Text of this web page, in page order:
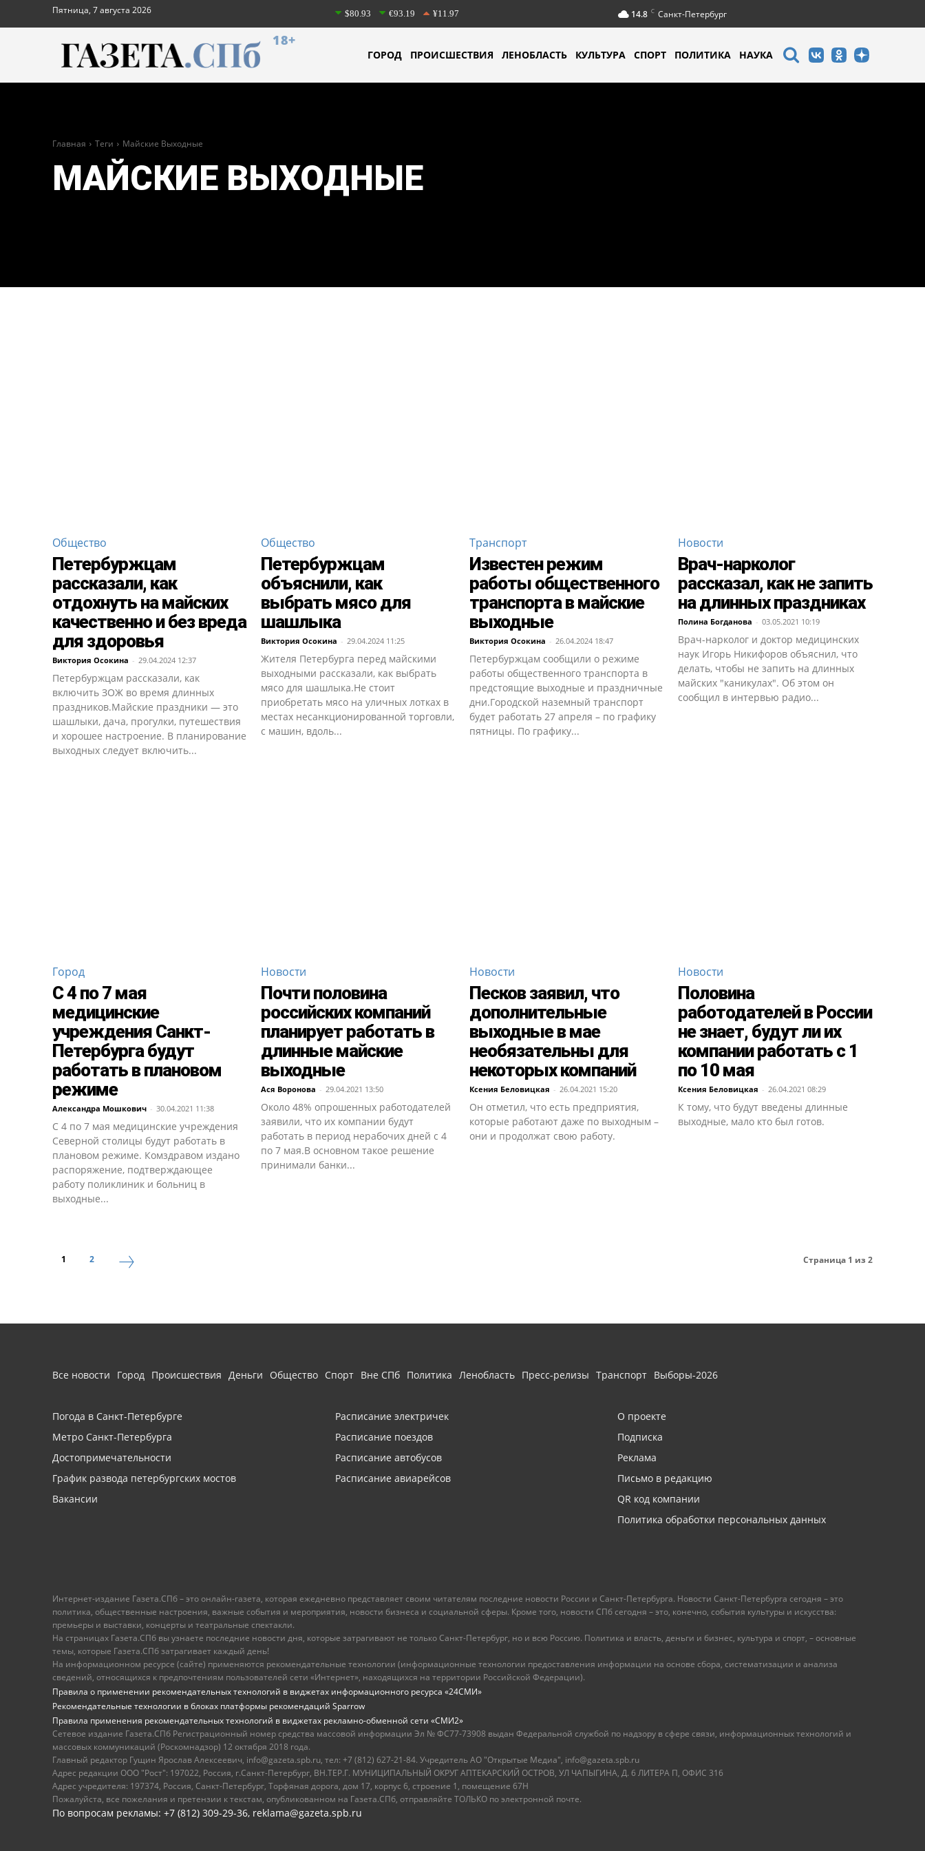
Пятница, 7 августа 2026 $80.93 €93.19 ¥11.97 14.8 C Санкт-Петербург
18+
ГОРОД ПРОИСШЕСТВИЯ ЛЕНОБЛАСТЬ КУЛЬТУРА СПОРТ ПОЛИТИКА НАУКА
Главная Теги Майские Выходные
МАЙСКИЕ ВЫХОДНЫЕ
Общество
Петербуржцам
рассказали, как
отдохнуть на майских
качественно и без вреда
для здоровья
Виктория Осокина - 29.04.2024 12:37
Петербуржцам рассказали, как
включить ЗОЖ во время длинных
праздников.Майские праздники — это
шашлыки, дача, прогулки, путешествия
и хорошее настроение. В планирование
выходных следует включить...
Общество
Петербуржцам
объяснили, как
выбрать мясо для
шашлыка
Виктория Осокина - 29.04.2024 11:25
Жителя Петербурга перед майскими
выходными рассказали, как выбрать
мясо для шашлыка.Не стоит
приобретать мясо на уличных лотках в
местах несанкционированной торговли,
с машин, вдоль...
Транспорт
Известен режим
работы общественного
транспорта в майские
выходные
Виктория Осокина - 26.04.2024 18:47
Петербуржцам сообщили о режиме
работы общественного транспорта в
предстоящие выходные и праздничные
дни.Городской наземный транспорт
будет работать 27 апреля – по графику
пятницы. По графику...
Новости
Врач-нарколог
рассказал, как не запить
на длинных праздниках
Полина Богданова - 03.05.2021 10:19
Врач-нарколог и доктор медицинских
наук Игорь Никифоров объяснил, что
делать, чтобы не запить на длинных
майских "каникулах". Об этом он
сообщил в интервью радио...
Город
C 4 по 7 мая
медицинские
учреждения Санкт-
Петербурга будут
работать в плановом
режиме
Александра Мошкович - 30.04.2021 11:38
C 4 по 7 мая медицинские учреждения
Северной столицы будут работать в
плановом режиме. Комздравом издано
распоряжение, подтверждающее
работу поликлиник и больниц в
выходные...
Новости
Почти половина
российских компаний
планирует работать в
длинные майские
выходные
Ася Воронова - 29.04.2021 13:50
Около 48% опрошенных работодателей
заявили, что их компании будут
работать в период нерабочих дней с 4
по 7 мая.В основном такое решение
принимали банки...
Новости
Песков заявил, что
дополнительные
выходные в мае
необязательны для
некоторых компаний
Ксения Беловицкая - 26.04.2021 15:20
Он отметил, что есть предприятия,
которые работают даже по выходным –
они и продолжат свою работу.
Новости
Половина
работодателей в России
не знает, будут ли их
компании работать с 1
по 10 мая
Ксения Беловицкая - 26.04.2021 08:29
К тому, что будут введены длинные
выходные, мало кто был готов.
1 2 Страница 1 из 2
Все новости Город Происшествия Деньги Общество Спорт Вне СПб Политика Ленобласть Пресс-релизы Транспорт Выборы-2026
Погода в Санкт-Петербурге
Метро Санкт-Петербурга
Достопримечательности
График развода петербургских мостов
Вакансии
Расписание электричек
Расписание поездов
Расписание автобусов
Расписание авиарейсов
О проекте
Подписка
Реклама
Письмо в редакцию
QR код компании
Политика обработки персональных данных
Интернет-издание Газета.СПб – это онлайн-газета, которая ежедневно представляет своим читателям последние новости России и Санкт-Петербурга. Новости Санкт-Петербурга сегодня – это
политика, общественные настроения, важные события и мероприятия, новости бизнеса и социальной сферы. Кроме того, новости СПб сегодня – это, конечно, события культуры и искусства:
премьеры и выставки, концерты и театральные спектакли.
На страницах Газета.СПб вы узнаете последние новости дня, которые затрагивают не только Санкт-Петербург, но и всю Россию. Политика и власть, деньги и бизнес, культура и спорт, – основные
темы, которые Газета.СПб затрагивает каждый день!
На информационном ресурсе (сайте) применяются рекомендательные технологии (информационные технологии предоставления информации на основе сбора, систематизации и анализа
сведений, относящихся к предпочтениям пользователей сети «Интернет», находящихся на территории Российской Федерации).
Правила о применении рекомендательных технологий в виджетах информационного ресурса «24СМИ»
Рекомендательные технологии в блоках платформы рекомендаций Sparrow
Правила применения рекомендательных технологий в виджетах рекламно-обменной сети «СМИ2»
Сетевое издание Газета.СПб Регистрационный номер средства массовой информации Эл № ФС77-73908 выдан Федеральной службой по надзору в сфере связи, информационных технологий и
массовых коммуникаций (Роскомнадзор) 12 октября 2018 года.
Главный редактор Гущин Ярослав Алексеевич, info@gazeta.spb.ru, тел: +7 (812) 627-21-84. Учредитель АО "Открытые Медиа", info@gazeta.spb.ru
Адрес редакции ООО "Рост": 197022, Россия, г.Санкт-Петербург, ВН.ТЕР.Г. МУНИЦИПАЛЬНЫЙ ОКРУГ АПТЕКАРСКИЙ ОСТРОВ, УЛ ЧАПЫГИНА, Д. 6 ЛИТЕРА П, ОФИС 316
Адрес учредителя: 197374, Россия, Санкт-Петербург, Торфяная дорога, дом 17, корпус 6, строение 1, помещение 67Н
Пожалуйста, все пожелания и претензии к текстам, опубликованном на Газета.СПб, отправляйте ТОЛЬКО по электронной почте.
По вопросам рекламы: +7 (812) 309-29-36, reklama@gazeta.spb.ru